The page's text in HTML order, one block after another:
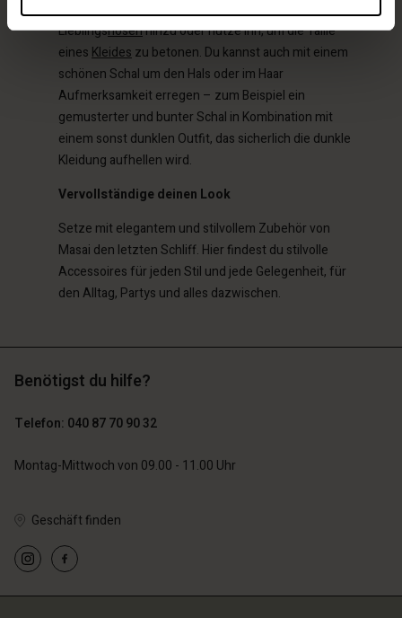
Konto
Konto
finden
Konto
finden
| Ein Land auswählen
Konto
finden
finden
| Ein Land auswählen
finden
| Ein Land auswählen
Konto
Konto
finden
Konto
finden
| Ein Land auswählen
Konto
finden
finden
| Ein Land auswählen
finden
| Ein Land auswählen
persönlichen Stil. Füge einen Gürtel zu deinen
Lieblingshosenhinzu oder nutze ihn, um die Taille
einesKleideszu betonen. Du kannst auch mit einem
schönen Schal um den Hals oder im Haar
Aufmerksamkeit erregen – zum Beispiel ein
gemusterter und bunter Schal in Kombination mit
einem sonst dunklen Outfit, das sicherlich die dunkle
Kleidung aufhellen wird.
Vervollständige deinen Look
Setze mit elegantem und stilvollem Zubehör von
Masai den letzten Schliff. Hier findest du stilvolle
Accessoires für jeden Stil und jede Gelegenheit, für
den Alltag, Partys und alles dazwischen.
Benötigst du hilfe?
Telefon: 040 87 70 90 32
Montag-Mittwoch von 09.00 - 11.00 Uhr
Geschäft finden